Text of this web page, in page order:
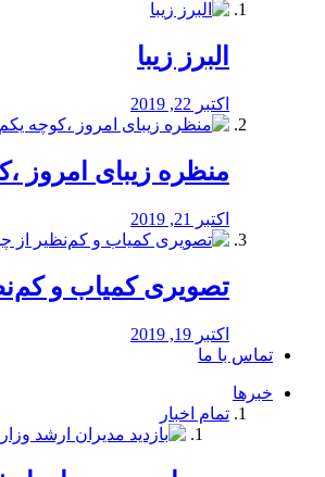
البرز زیبا
اکتبر 22, 2019
منظره‌‌ زیبای امروز
اکتبر 21, 2019
️تصویری کمیاب و کم‌نظیر
اکتبر 19, 2019
تماس با ما
خبرها
تمام اخبار